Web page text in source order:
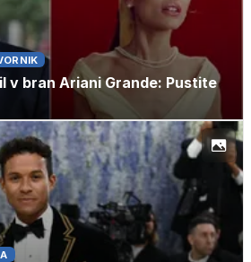
v bran Ariani Grande: Pustite